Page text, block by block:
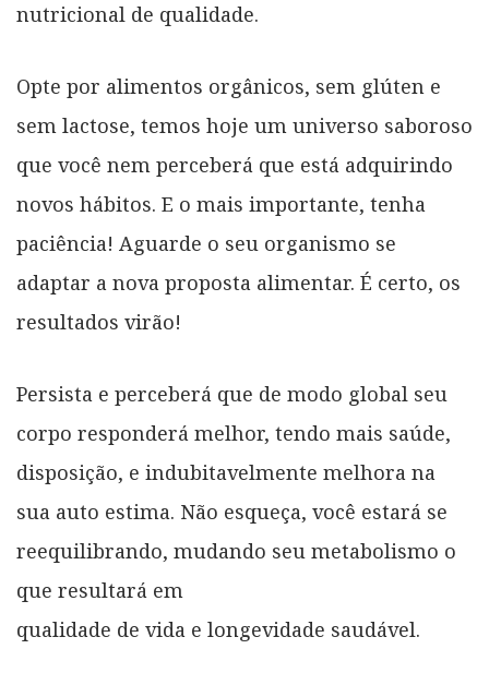
nutricional de qualidade.
Opte por alimentos orgânicos, sem glúten e
sem lactose, temos hoje um universo saboroso
que você nem perceberá que está adquirindo
novos hábitos. E o mais importante, tenha
paciência! Aguarde o seu organismo se
adaptar a nova proposta alimentar. É certo, os
resultados virão!
Persista e perceberá que de modo global seu
corpo responderá melhor, tendo mais saúde,
disposição, e indubitavelmente melhora na
sua auto estima. Não esqueça, você estará se
reequilibrando, mudando seu metabolismo o
que resultará em
qualidade de vida e longevidade saudável.